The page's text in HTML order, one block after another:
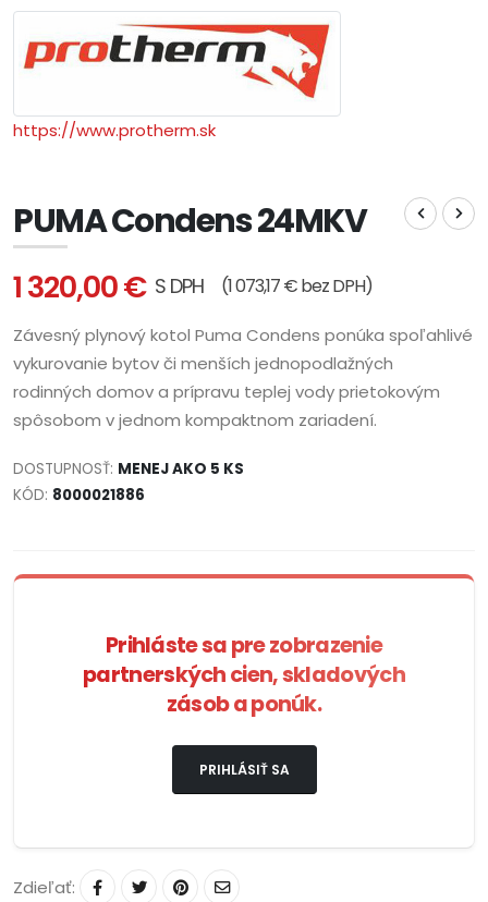
https://www.protherm.sk
PUMA Condens 24MKV
1 320,00 € S DPH (1 073,17 € bez DPH)
Závesný plynový kotol Puma Condens ponúka spoľahlivé
vykurovanie bytov či menších jednopodlažných
rodinných domov a prípravu teplej vody prietokovým
spôsobom v jednom kompaktnom zariadení.
DOSTUPNOSŤ: MENEJ AKO 5 KS
KÓD: 8000021886
Prihláste sa pre zobrazenie
partnerských cien, skladových
zásob a ponúk.
PRIHLÁSIŤ SA
Zdieľať: